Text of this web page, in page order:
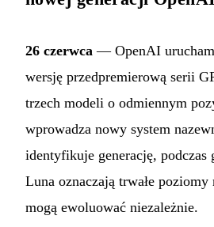
26 czerwca — OpenAI
wersję przedpremierową serii
trzech modeli o odmiennym
wprowadza nowy system
identyfikuje generację, podczas
Luna oznaczają trwałe
mogą ewoluować niezależnie.